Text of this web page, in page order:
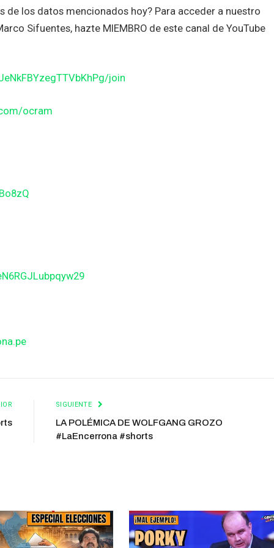
de los datos mencionados hoy? Para acceder a nuestro
Sifuentes, hazte MIEMBRO de este canal de YouTube
join
ocram
SIGUIENTE
LA POLÉMICA DE WOLFGANG GROZO
#LaEncerrona #shorts